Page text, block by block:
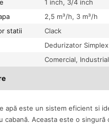
1 inch, 3/4 inch
2,5 m³/h, 3 m³/h
statii
Clack
Dedurizator Simplex
Comercial,
apă este un sistem eficient si
cabană. Aceasta este o singură